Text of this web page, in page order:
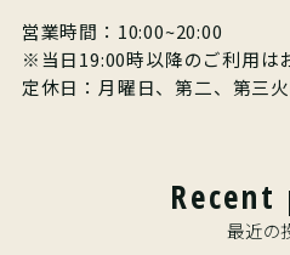
営業時間：10:00~20:00
※当日19:00時以降のご利用は
定休日：月曜日、第二、第三
Recent
最近の